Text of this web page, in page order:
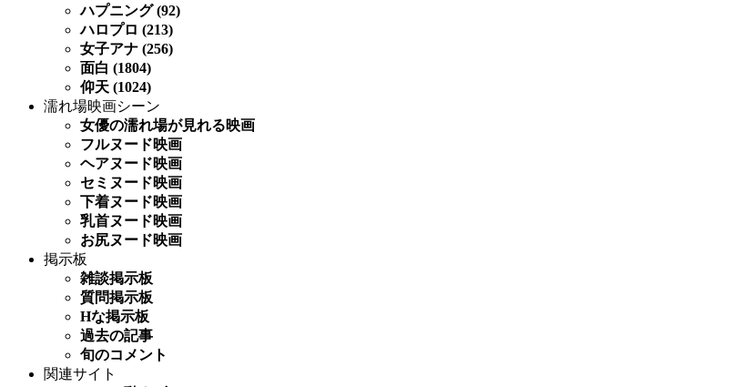
ハプニング (92)
ハロプロ (213)
女子アナ (256)
面白 (1804)
仰天 (1024)
濡れ場映画シーン
女優の濡れ場が見れる映画
フルヌード映画
ヘアヌード映画
セミヌード映画
下着ヌード映画
乳首ヌード映画
お尻ヌード映画
掲示板
雑談掲示板
質問掲示板
Hな掲示板
過去の記事
旬のコメント
関連サイト